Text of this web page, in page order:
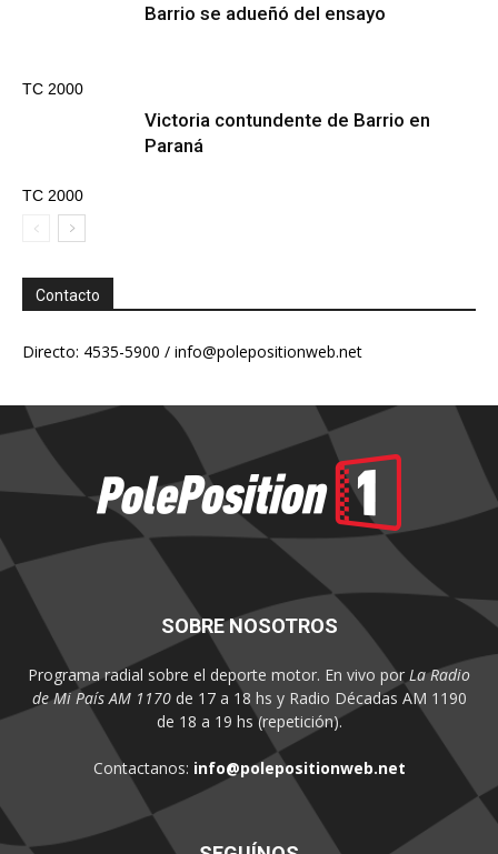
TC 2000
Barrio se adueñó del ensayo
TC 2000
Victoria contundente de Barrio en
Paraná
Contacto
Directo: 4535-5900 / info@polepositionweb.net
SOBRE NOSOTROS
Programa radial sobre el deporte motor. En vivo por La Radio
de Mi País AM 1170de 17 a 18 hs y Radio Décadas AM 1190
de 18 a 19 hs (repetición).
Contactanos: info@polepositionweb.net